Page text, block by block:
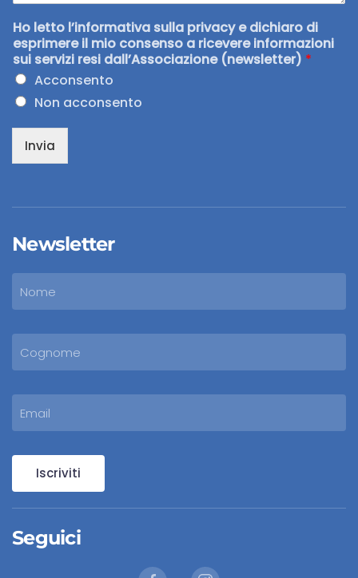
Ho letto l’informativa sulla privacy e dichiaro di
esprimere il mio consenso a ricevere informazioni
sui servizi resi dall’Associazione (newsletter) *
Acconsento
Non acconsento
Invia
Newsletter
Iscriviti
Seguici